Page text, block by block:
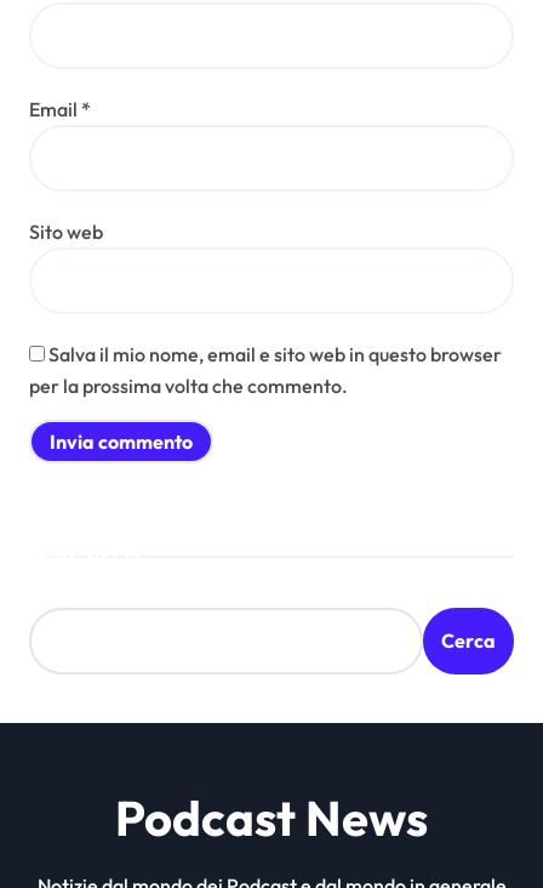
Email *
Sito web
Salva il mio nome, email e sito web in questo browser
per la prossima volta che commento.
Cerca
Podcast News